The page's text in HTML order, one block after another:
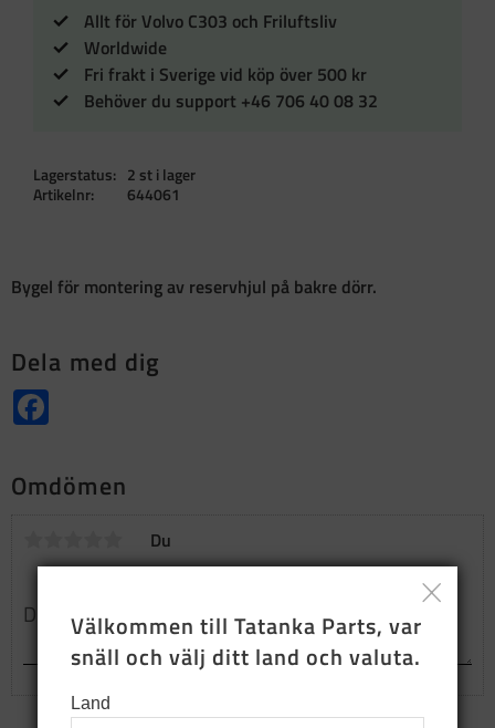
Allt för Volvo C303 och Friluftsliv
Worldwide
Fri frakt i Sverige vid köp över 500 kr
Behöver du support +46 706 40 08 32
Lagerstatus
2 st i lager
Artikelnr
644061
Bygel för montering av reservhjul på bakre dörr.
Dela med dig
Omdömen
Du
Välkommen till Tatanka Parts, var
snäll och välj ditt land och valuta.
Land